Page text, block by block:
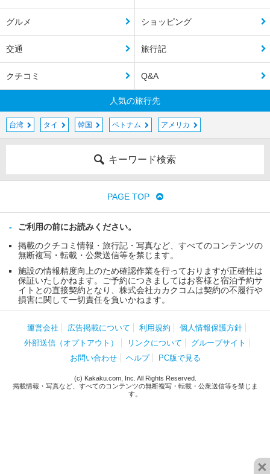
×
グルメ ショッピング
交通 旅行記
クチコミ Q&A
人気の旅行先
台湾 タイ 韓国 ベトナム アメリカ
キーワード検索
PAGE TOP
ご利用の前にお読みください。
掲載のクチコミ情報・旅行記・写真など、すべてのコンテンツの
無断複写・転載・公衆送信等を禁じます。
施設の情報精度向上のため確認作業を行っておりますが正確性は
保証いたしかねます。ご予約につきましてはお客様と宿泊予約サ
イトとの直接契約となり、株式会社カカクコムは契約の不履行や
損害に関して一切責任を負いかねます。
運営会社 広告掲載について 利用規約
個人情報保護方針
外部送信（オプトアウト）
リンクについて
グループサイト
お問い合わせ
ヘルプ PC版で見る
(c) Kakaku.com, Inc. All Rights Reserved.
掲載情報・写真など、すべてのコンテンツの無断複写・転載・公衆送信等を禁じま
す。